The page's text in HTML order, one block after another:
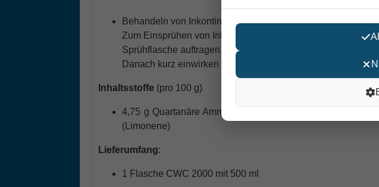
Behandeln von Inkontinenz-Slips bzw. Inkontinenz-Material:
Zum Einsprühen von Inkontinenz-Slips einfach vor dem
Sprühflasche auftragen.
Danach kurz einwirken lassen.
Inhaltsstoffe (pro 100 g)
4,75 g Quartanäre Ammoniumverbindungen, Benzyl-C12-
(Limonene)
Lieferumfang:
1 Flasche CWC 2000 mit 500 ml